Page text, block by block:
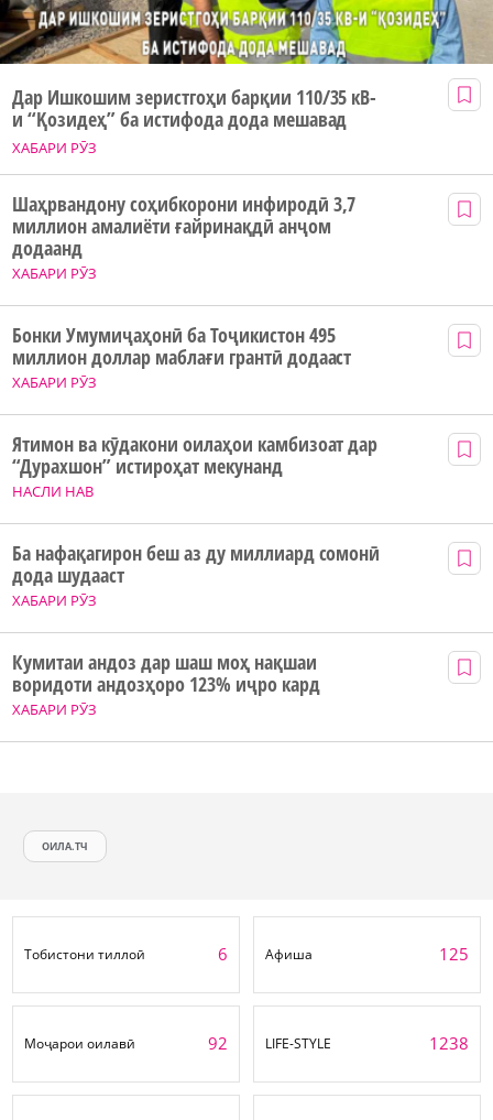
ХАБАРИ РӮЗ
Дар Ишкошим зеристгоҳи барқии 110/35 кВ-
и “Қозидеҳ” ба истифода дода мешавад
ХАБАРИ РӮЗ
Шаҳрвандону соҳибкорони инфиродӣ 3,7
миллион амалиёти ғайринақдӣ анҷом
додаанд
ХАБАРИ РӮЗ
Бонки Умумиҷаҳонӣ ба Тоҷикистон 495
миллион доллар маблағи грантӣ додааст
НАСЛИ НАВ
Ятимон ва кӯдакони оилаҳои камбизоат дар
“Дурахшон” истироҳат мекунанд
ХАБАРИ РӮЗ
Ба нафақагирон беш аз ду миллиард сомонӣ
дода шудааст
ХАБАРИ РӮЗ
Кумитаи андоз дар шаш моҳ нақшаи
воридоти андозҳоро 123% иҷро кард
ОИЛА.ТЧ
Тобистони тиллоӣ 6 Афиша 125
Моҷарои оилавӣ 92 LIFE-STYLE 1238